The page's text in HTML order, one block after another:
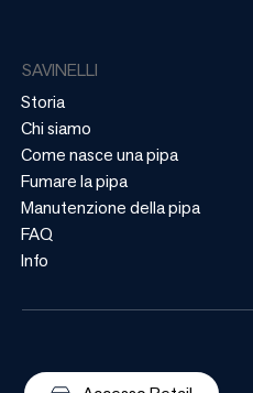
SAVINELLI
Storia
Chi siamo
Come nasce una pipa
Fumare la pipa
Manutenzione della pipa
FAQ
Info